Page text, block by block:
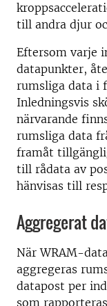
till andra djur
Eftersom varje
datapunkter,
rumsliga data i
Inledningsvis
närvarande
rumsliga data
framåt
till rådata av
hänvisas till
Aggregerat
När WRAM-
aggregeras
datapost per
som